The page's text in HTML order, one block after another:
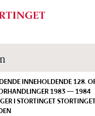
INNEHOLDENDE 128.
1983 — 1984
I STORTINGET